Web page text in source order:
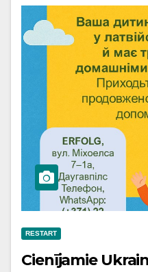
RESTART
Cienījamie